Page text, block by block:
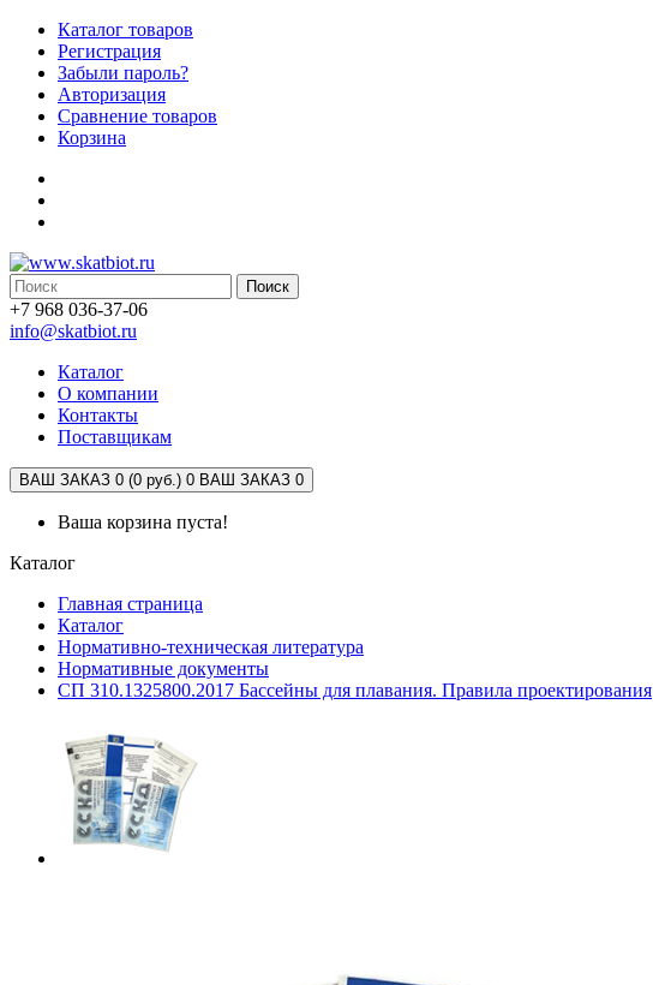
Каталог товаров
Регистрация
Забыли пароль?
Авторизация
Сравнение товаров
Корзина
Поиск
+7 968 036-37-06
info@skatbiot.ru
Каталог
О компании
Контакты
Поставщикам
ВАШ ЗАКАЗ 0 (0 руб.) 0 ВАШ ЗАКАЗ 0
Ваша корзина пуста!
Каталог
Главная страница
Каталог
Нормативно-техническая литература
Нормативные документы
СП 310.1325800.2017 Бассейны для плавания. Правила проектирования